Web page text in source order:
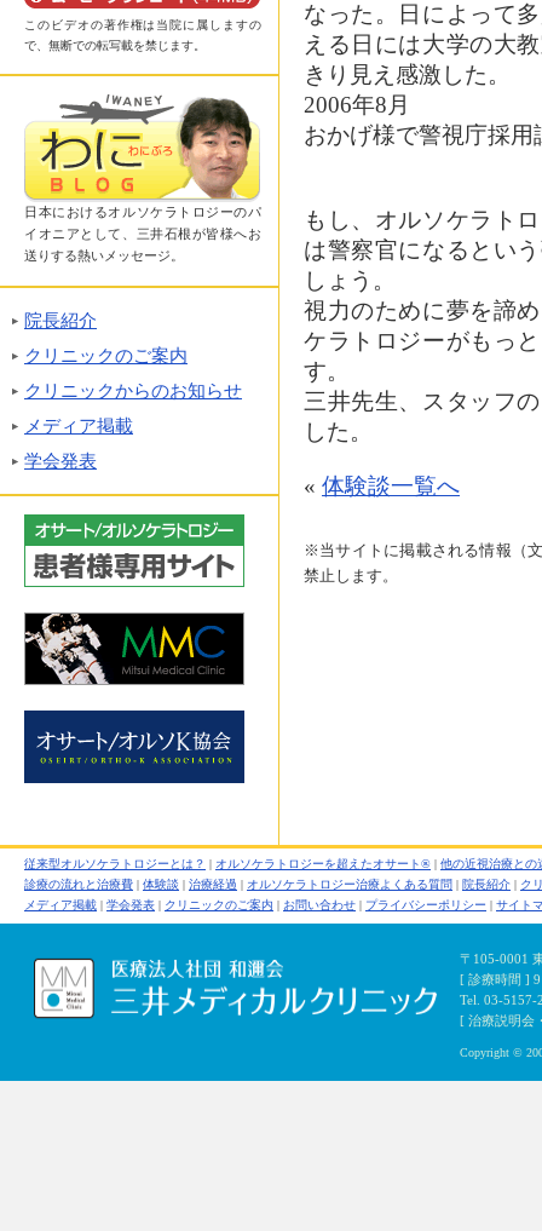
このビデオの著作権は当院に属しますの
で、無断での転写載を禁じます。
日本におけるオルソケラトロジーのパ
イオニアとして、三井石根が皆様へお
送りする熱いメッセージ。
院長紹介
クリニックのご案内
クリニックからのお知らせ
メディア掲載
学会発表
なった。日によって
える日には大学の大
きり見え感激した。
2006年8月
おかげ様で警視庁採用
もし、オルソケラト
は警察官になるとい
しょう。
視力のために夢を諦
ケラトロジーがもっ
す。
三井先生、スタッフ
した。
« 体験談一覧へ
※当サイトに掲載される情報（
禁止します。
従来型オルソケラトロジーとは？ | オルソケラトロジーを超えたオサート® | 他の近視治療との
診療の流れと治療費 | 体験談 | 治療経過 | オルソケラトロジー治療よくある質問 | 院長紹介 | ク
メディア掲載 | 学会発表 | クリニックのご案内 | お問い合わせ | プライバシーポリシー | サイト
〒105-0001
[ 診療時間 ]
Tel. 03-5157-
[ 治療説明会
Copyright ©